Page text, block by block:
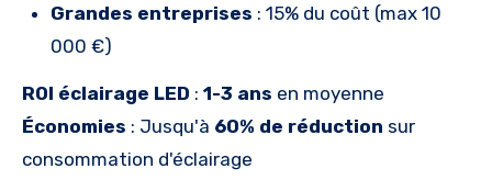
Grandes entreprises : 15% du coût (max 10
000 €)
ROI éclairage LED : 1-3 ans en moyenne
Économies : Jusqu'à 60% de réduction sur
consommation d'éclairage